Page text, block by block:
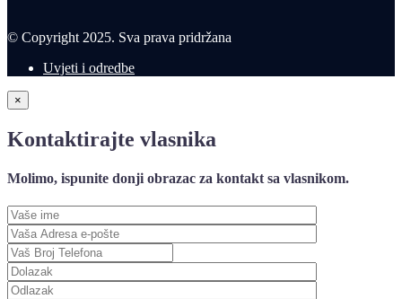
© Copyright 2025. Sva prava pridržana
Uvjeti i odredbe
×
Kontaktirajte vlasnika
Molimo, ispunite donji obrazac za kontakt sa vlasnikom.